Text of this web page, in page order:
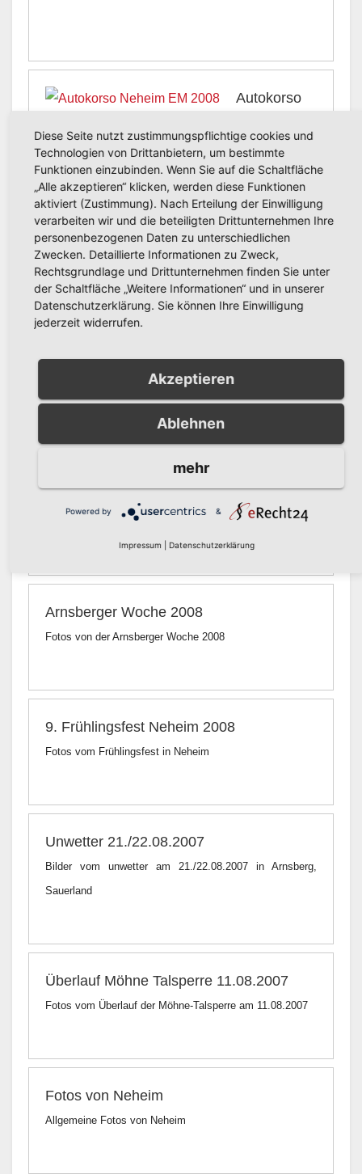
Autokorso
19.06.2008
Fotos vom Autokorso in Neheim nach dem 3:2 Sieg im
EM Viertelfinale über Portugal
Autokorso
EM 2008
Fotos vom Autokorso in Neheim nach dem 1:0 Sieg über
Arnsbeger Ruinenfest
Fotos vom Ruinenfest 2008
Arnsberger Woche 2008
Fotos von der Arnsberger Woche 2008
9. Frühlingsfest Neheim 2008
Fotos vom Frühlingsfest in Neheim
Unwetter 21./22.08.2007
Bilder vom unwetter am 21./22.08.2007 in Arnsberg,
Sauerland
Überlauf Möhne Talsperre 11.08.2007
Fotos vom Überlauf der Möhne-Talsperre am 11.08.2007
Fotos von Neheim
Allgemeine Fotos von Neheim
Diese Seite nutzt zustimmungspflichtige cookies und
Technologien von Drittanbietern, um bestimmte
Funktionen einzubinden. Wenn Sie auf die Schaltfläche
„Alle akzeptieren“ klicken, werden diese Funktionen
aktiviert (Zustimmung). Nach Erteilung der Einwilligung
verarbeiten wir und die beteiligten Drittunternehmen Ihre
personenbezogenen Daten zu unterschiedlichen
Zwecken. Detaillierte Informationen zu Zweck,
Rechtsgrundlage und Drittunternehmen finden Sie unter
der Schaltfläche „Weitere Informationen“ und in unserer
Datenschutzerklärung. Sie können Ihre Einwilligung
jederzeit widerrufen.
Akzeptieren
Ablehnen
mehr
Powered by &
Impressum Datenschutzerklärung